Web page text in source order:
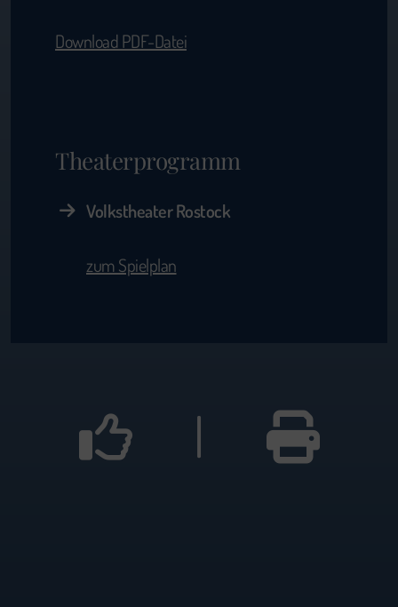
Download PDF-Datei
Theaterprogramm
Volkstheater Rostock
zum Spielplan
|